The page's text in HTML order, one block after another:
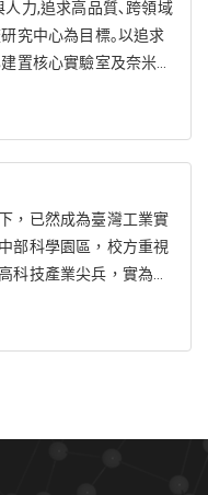
濟發展及節能減碳的永
力,追求高品質､跨領域
究中心為目標｡以追求
置核心實驗室及奈米檢
｡任務在於整合各學院
用,將各式材料應用於
促使鏈結產業與學術合
，已然成為臺灣工業實
部科學園區，校方重視
科技產業尖兵，實為半
了將半導體人才培育往
積電與國立中興大學攜
/學分學程)，共同定義
，建立紮實學理基礎，
升半導體人才質量，共